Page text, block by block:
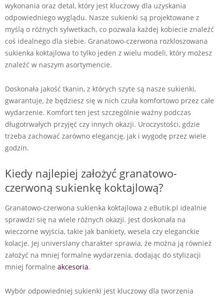
wykonania oraz detal, który jest kluczowy dla uzyskania
odpowiedniego wyglądu. Nasze sukienki są projektowane z
myślą o różnych sylwetkach, co pozwala każdej kobiecie znaleźć
coś idealnego dla siebie. Granatowo-czerwona rozkloszowana
sukienka koktajlowa to tylko jeden z wielu modeli, który możesz
znaleźć w naszym asortymencie.
Doskonała jakość tkanin, z których szyte są nasze sukienki,
gwarantuje, że będziesz się w nich czuła komfortowo przez całe
wydarzenie. Komfort ten jest szczególnie ważny podczas
długotrwałych przyjęć czy innych okazji. Uroczystości, gdzie
trzeba zachować zarówno elegancję, jak i wygodę przez wiele
godzin.
Kiedy najlepiej założyć granatowo-
czerwoną sukienkę koktajlową?
Granatowo-czerwona sukienka koktajlowa z eButik.pl idealnie
sprawdzi się na wiele różnych okazji. Jest doskonała na
wieczorne wyjścia, takie jak bankiety, wesela czy eleganckie
kolacje. Jej universlany charakter sprawia, że można ją również
założyć na mniej formalne wydarzenia, dodając do stylizacji
mniej formalne akcesoria.
Wybór odpowiedniej sukienki jest kluczowy dla tworzenia